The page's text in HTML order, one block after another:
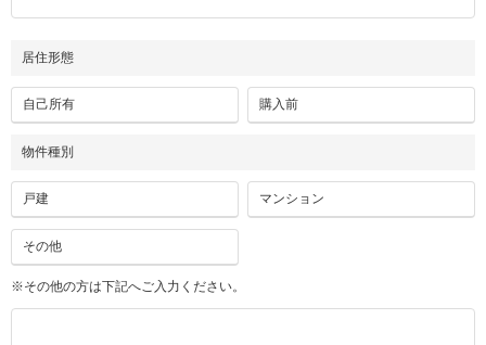
居住形態
自己所有 購入前
物件種別
戸建 マンション
その他
※その他の方は下記へご入力ください。